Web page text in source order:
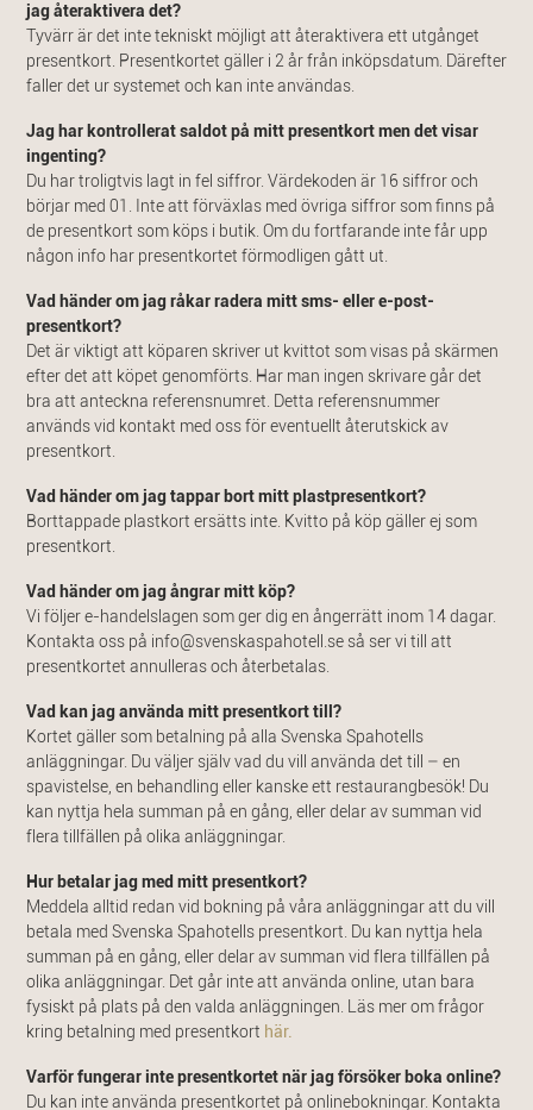
jag återaktivera det?
Tyvärr är det inte tekniskt möjligt att återaktivera ett utgånget
presentkort. Presentkortet gäller i 2 år från inköpsdatum. Därefter
faller det ur systemet och kan inte användas.
Jag har kontrollerat saldot på mitt presentkort men det visar
ingenting?
Du har troligtvis lagt in fel siffror. Värdekoden är 16 siffror och
börjar med 01. Inte att förväxlas med övriga siffror som finns på
de presentkort som köps i butik. Om du fortfarande inte får upp
någon info har presentkortet förmodligen gått ut.
Vad händer om jag råkar radera mitt sms- eller e-post-
presentkort?
Det är viktigt att köparen skriver ut kvittot som visas på skärmen
efter det att köpet genomförts. Har man ingen skrivare går det
bra att anteckna referensnumret. Detta referensnummer
används vid kontakt med oss för eventuellt återutskick av
presentkort.
Vad händer om jag tappar bort mitt plastpresentkort?
Borttappade plastkort ersätts inte. Kvitto på köp gäller ej som
presentkort.
Vad händer om jag ångrar mitt köp?
Vi följer e-handelslagen som ger dig en ångerrätt inom 14 dagar.
Kontakta oss på info@svenskaspahotell.se så ser vi till att
presentkortet annulleras och återbetalas.
Vad kan jag använda mitt presentkort till?
Kortet gäller som betalning på alla Svenska Spahotells
anläggningar. Du väljer själv vad du vill använda det till – en
spavistelse, en behandling eller kanske ett restaurangbesök! Du
kan nyttja hela summan på en gång, eller delar av summan vid
flera tillfällen på olika anläggningar.
Hur betalar jag med mitt presentkort?
Meddela alltid redan vid bokning på våra anläggningar att du vill
betala med Svenska Spahotells presentkort. Du kan nyttja hela
summan på en gång, eller delar av summan vid flera tillfällen på
olika anläggningar. Det går inte att använda online, utan bara
fysiskt på plats på den valda anläggningen. Läs mer om frågor
kring betalning med presentkort här.
Varför fungerar inte presentkortet när jag försöker boka online?
Du kan inte använda presentkortet på onlinebokningar. Kontakta